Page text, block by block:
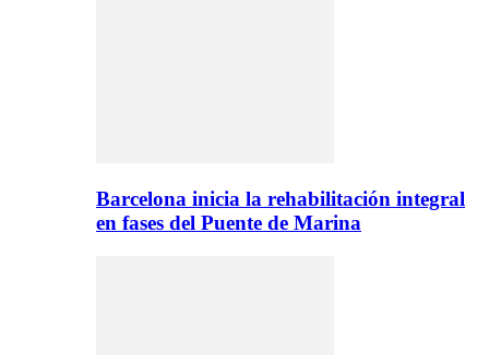
Barcelona inicia la rehabilitación integral
en fases del Puente de Marina